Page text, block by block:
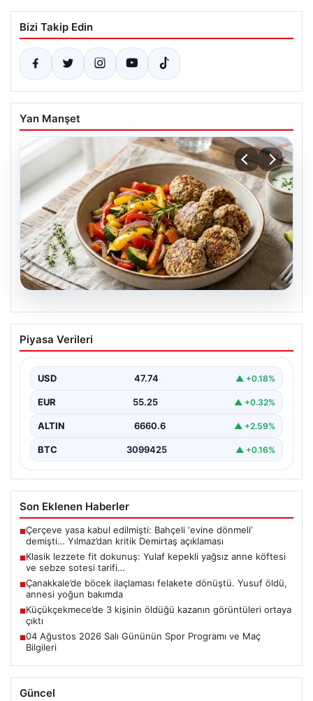
Bizi Takip Edin
Yan Manşet
07.08.2026
Klasik lezzete fit dokunuş: Yulaf kepekli
yağsız anne köftesi ve sebze sotesi
{"title": "Klasik Lezzete Fit Dokunuş: Yulaf Kepekli
Piyasa Verileri
USD 47.74 ▲ +0.18%
EUR 55.25 ▲ +0.32%
ALTIN 6660.6 ▲ +2.59%
BTC 3099425 ▲ +0.16%
Son Eklenen Haberler
■Çerçeve yasa kabul edilmişti: Bahçeli ‘evine dönmeli’
demişti… Yılmaz’dan kritik Demirtaş açıklaması
■Klasik lezzete fit dokunuş: Yulaf kepekli yağsız anne köftesi
ve sebze sotesi tarifi…
■Çanakkale’de böcek ilaçlaması felakete dönüştü. Yusuf öldü,
annesi yoğun bakımda
■Küçükçekmece’de 3 kişinin öldüğü kazanın görüntüleri ortaya
çıktı
■04 Ağustos 2026 Salı Gününün Spor Programı ve Maç
Bilgileri
Güncel